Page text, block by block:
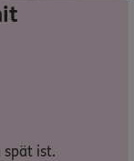
spät ist.